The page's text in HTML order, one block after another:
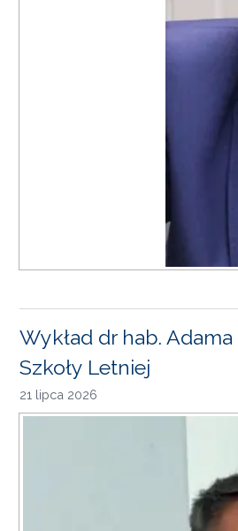
Wykład dr hab.
Szkoły Letniej
21 lipca 2026